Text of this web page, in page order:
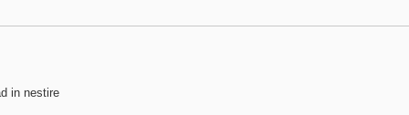
in nestire